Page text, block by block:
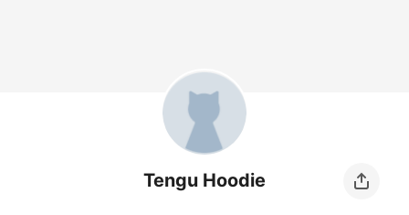
Tengu Hoodie